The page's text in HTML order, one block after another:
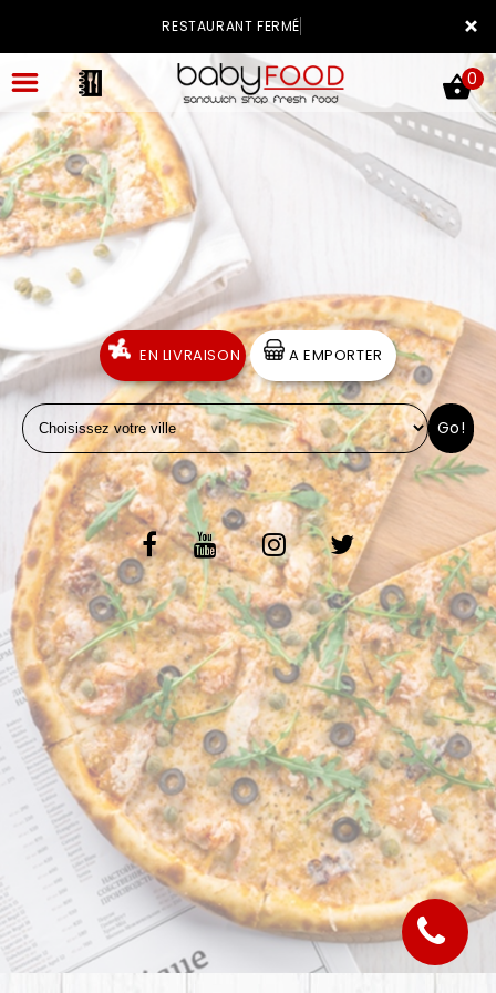
×
RESTAURANT FERMÉ
ACCUEIL
LA CARTE
VOTRE COMPTE
NOTRE RESTAURANT
VOS AVIS
MENTIONS LÉGALES
C.G.V
0
EN LIVRAISON A EMPORTER
Go!